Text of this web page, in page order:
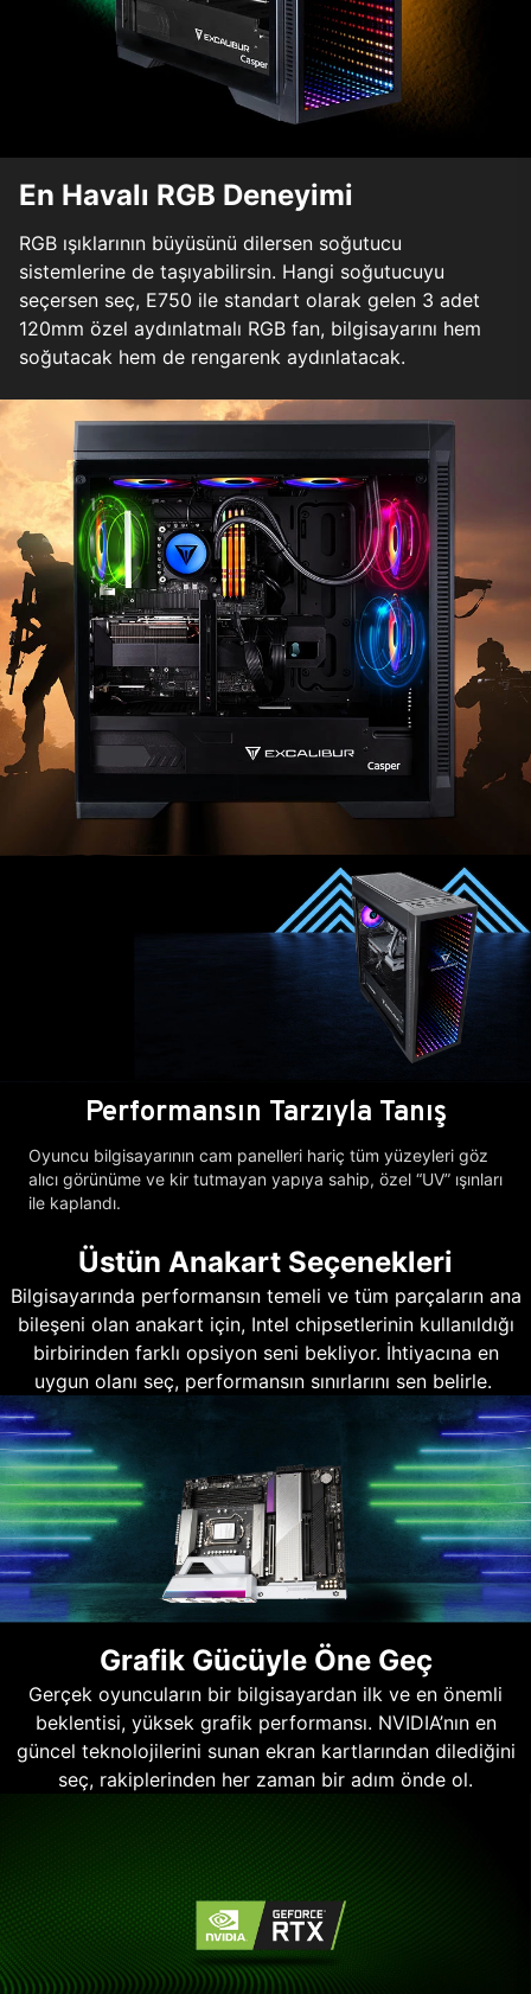
En Havalı RGB Deneyimi
RGB ışıklarının büyüsünü dilersen soğutucu
sistemlerine de taşıyabilirsin. Hangi soğutucuyu
seçersen seç, E750 ile standart olarak gelen 3 adet
120mm özel aydınlatmalı RGB fan, bilgisayarını hem
soğutacak hem de rengarenk aydınlatacak.
Performansın Tarzıyla Tanış
Oyuncu bilgisayarının cam panelleri hariç tüm yüzeyleri göz
alıcı görünüme ve kir tutmayan yapıya sahip, özel “UV” ışınları
ile kaplandı.
Üstün Anakart Seçenekleri
Bilgisayarında performansın temeli ve tüm parçaların ana
bileşeni olan anakart için, Intel chipsetlerinin kullanıldığı
birbirinden farklı opsiyon seni bekliyor. İhtiyacına en
uygun olanı seç, performansın sınırlarını sen belirle.
Grafik Gücüyle Öne Geç
Gerçek oyuncuların bir bilgisayardan ilk ve en önemli
beklentisi, yüksek grafik performansı. NVIDIA’nın en
güncel teknolojilerini sunan ekran kartlarından dilediğini
seç, rakiplerinden her zaman bir adım önde ol.